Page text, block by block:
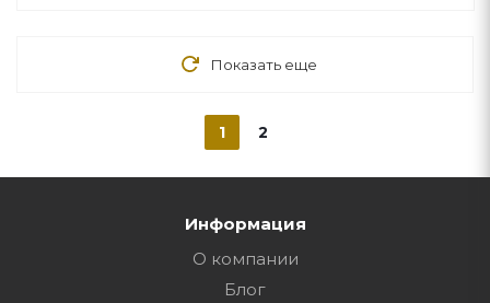
Показать еще
1 2
Информация
О компании
Блог